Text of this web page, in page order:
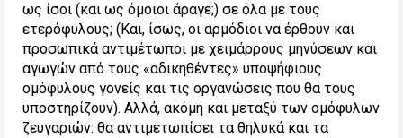
ως ίσοι (και ως όμοιοι άραγε;) σε όλα με τους
ετερόφυλους; (Και, ίσως, οι αρμόδιοι να έρθουν και
προσωπικά αντιμέτωποι με χειμάρρους μηνύσεων και
αγωγών από τους «αδικηθέντες» υποψήφιους
ομόφυλους γονείς και τις οργανώσεις που θα τους
υποστηρίζουν). Αλλά, ακόμη και μεταξύ των ομόφυλων
ζευγαριών: θα αντιμετωπίσει τα θηλυκά και τα